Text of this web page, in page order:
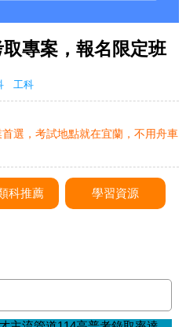
取專案，報名限定班
工科
選，考試地點就在宜蘭，不用舟車
科推薦 學習資源